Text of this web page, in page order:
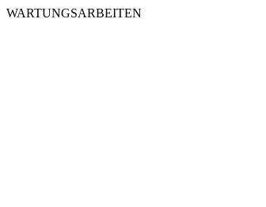
WARTUNGSARBEITEN